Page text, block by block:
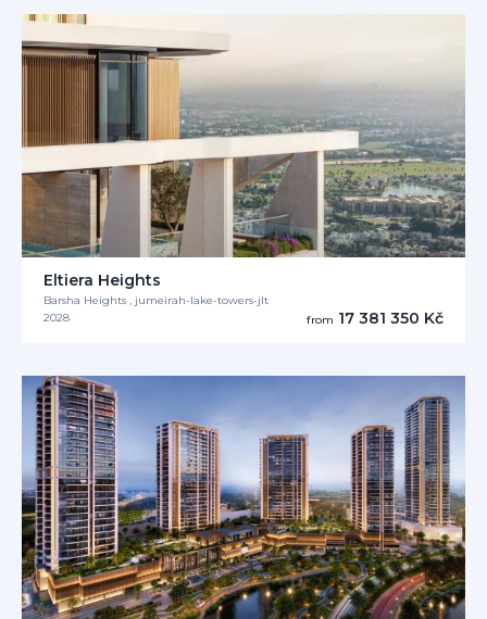
Eltiera Heights
Barsha Heights , jumeirah-lake-towers-jlt
2028
from 17 381 350 Kč